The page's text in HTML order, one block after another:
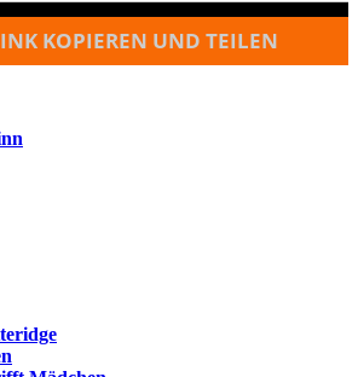
KOPIEREN UND TEILEN